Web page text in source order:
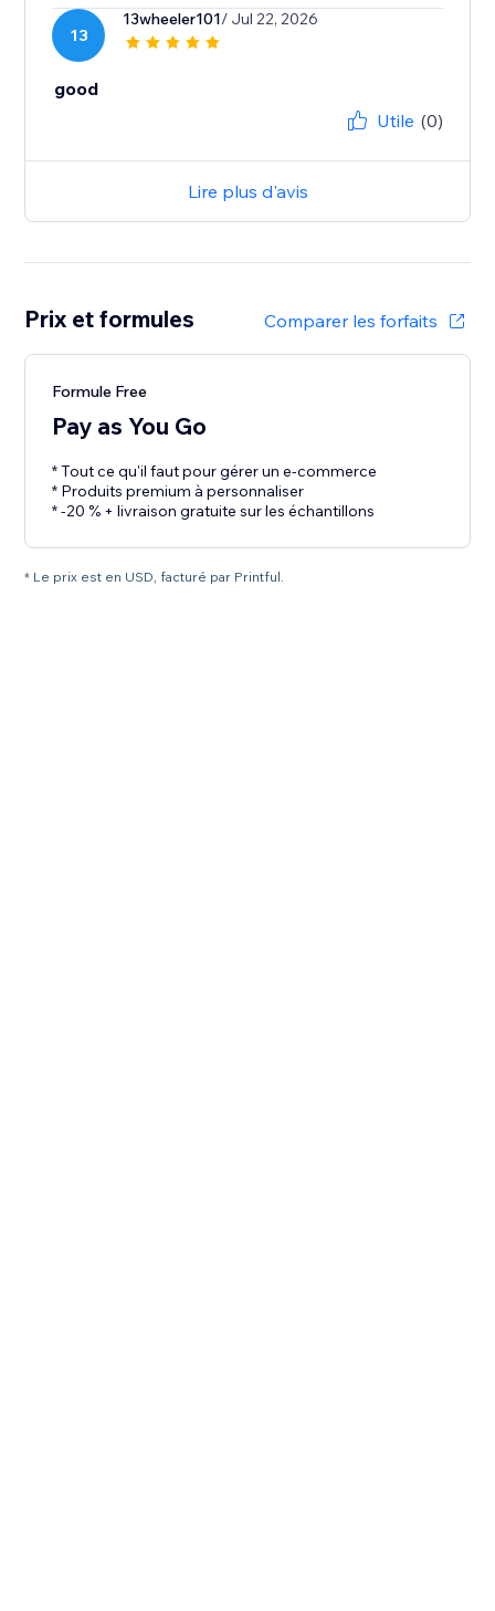
13
13wheeler101/ Jul 22, 2026
good
Utile (0)
Lire plus d'avis
Prix et formules Comparer les forfaits
Formule Free
Pay as You Go
* Tout ce qu'il faut pour gérer un e-commerce
* Produits premium à personnaliser
* Le prix est en USD, facturé par Printful.